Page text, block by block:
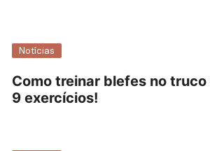
Notícias
Como treinar blefes no truco
9 exercícios!